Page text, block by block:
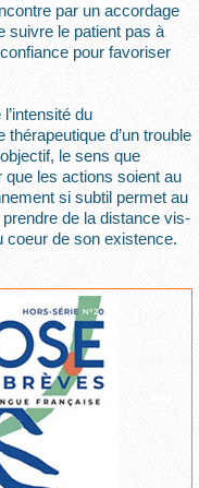
par un accordage
suivre le patient pas à
pour favoriser
du
d’un trouble
le sens que
les actions soient au
si subtil permet au
de la distance vis-
coeur de son existence.